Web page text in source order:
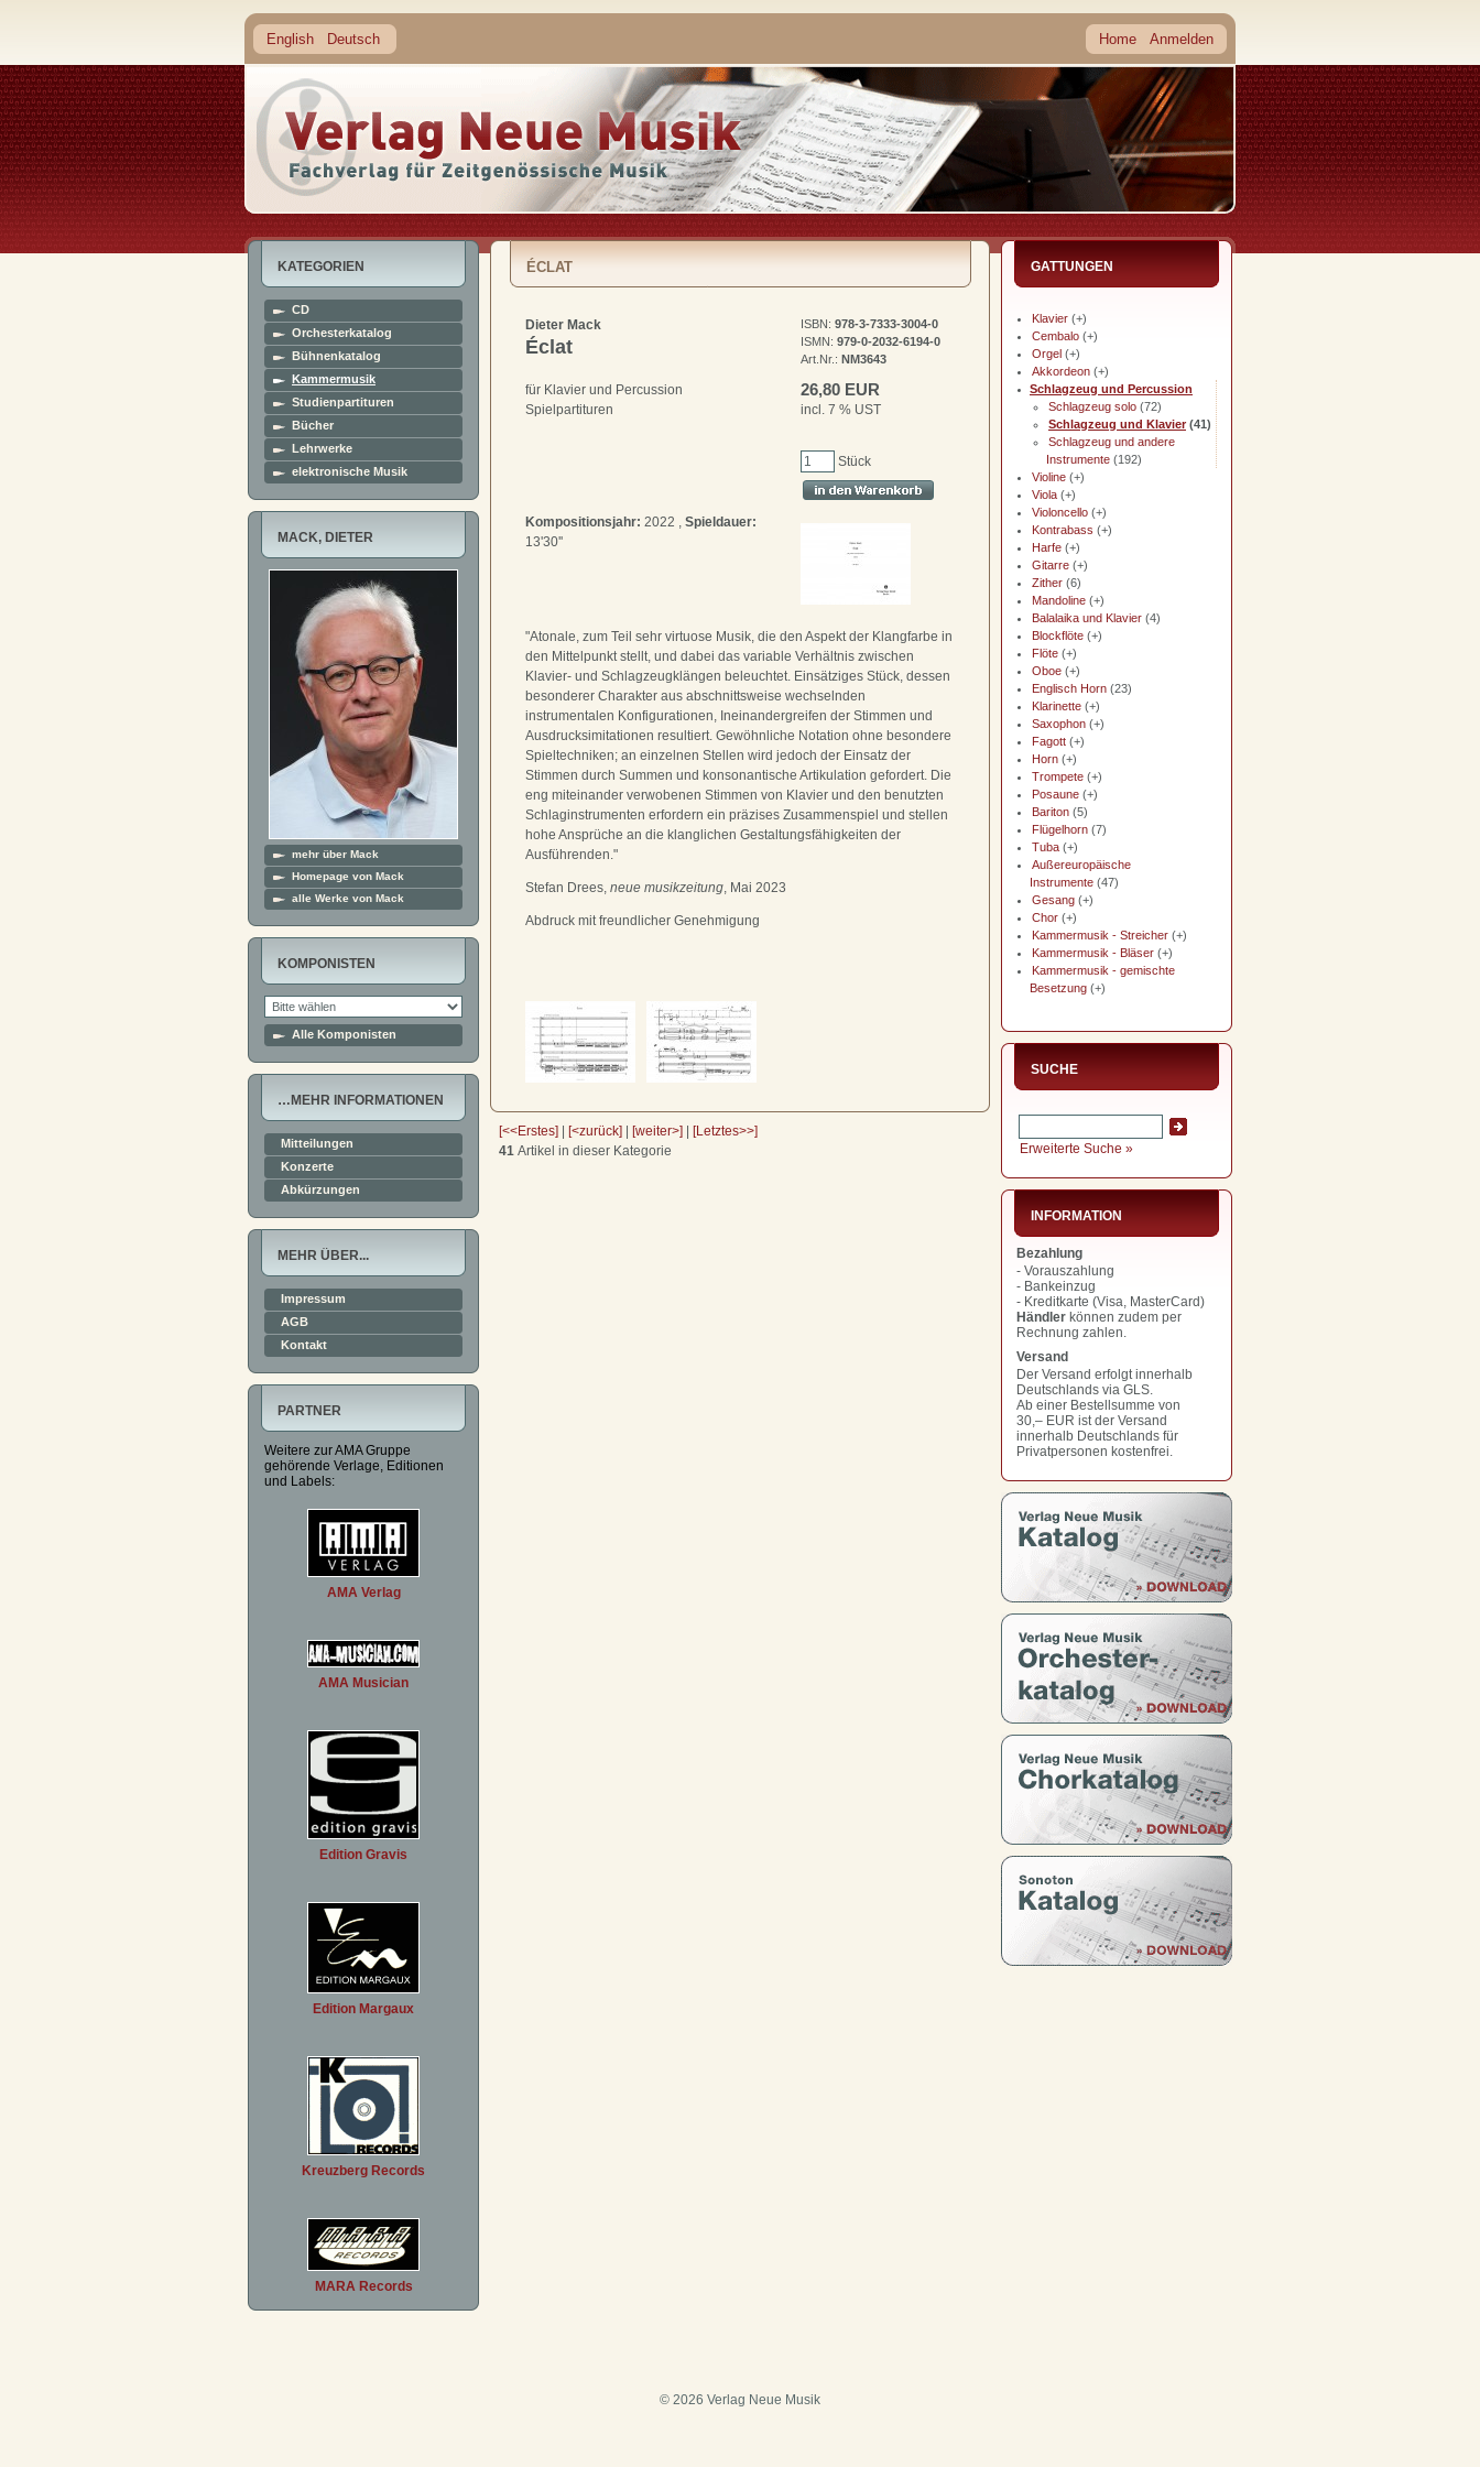
English Deutsch Home Anmelden
KATEGORIEN
CD
Orchesterkatalog
Bühnenkatalog
Kammermusik
Studienpartituren
Bücher
Lehrwerke
elektronische Musik
MACK, DIETER
mehr über Mack
Homepage von Mack
alle Werke von Mack
KOMPONISTEN
Alle Komponisten
…MEHR INFORMATIONEN
Mitteilungen
Konzerte
Abkürzungen
MEHR ÜBER...
Impressum
AGB
Kontakt
PARTNER
Weitere zur AMA Gruppe
gehörende Verlage, Editionen
und Labels:
AMA Verlag
AMA Musician
Edition Gravis
Edition Margaux
Kreuzberg Records
MARA Records
GATTUNGEN
Klavier (+)
Cembalo (+)
Orgel (+)
Akkordeon (+)
Schlagzeug und Percussion
Schlagzeug solo (72)
Schlagzeug und Klavier(41)
Schlagzeug und andere
Instrumente (192)
Violine (+)
Viola (+)
Violoncello (+)
Kontrabass (+)
Harfe (+)
Gitarre (+)
Zither (6)
Mandoline (+)
Balalaika und Klavier (4)
Blockflöte (+)
Flöte (+)
Oboe (+)
Englisch Horn (23)
Klarinette (+)
Saxophon (+)
Fagott (+)
Horn (+)
Trompete (+)
Posaune (+)
Bariton (5)
Flügelhorn (7)
Tuba (+)
Außereuropäische
Instrumente (47)
Gesang (+)
Chor (+)
Kammermusik - Streicher (+)
Kammermusik - Bläser (+)
Kammermusik - gemischte
Besetzung (+)
SUCHE
Erweiterte Suche »
INFORMATION
Bezahlung
- Vorauszahlung
- Bankeinzug
- Kreditkarte (Visa, MasterCard)
Händler können zudem per
Rechnung zahlen.
Versand
Der Versand erfolgt innerhalb
Deutschlands via GLS.
Ab einer Bestellsumme von
30,– EUR ist der Versand
innerhalb Deutschlands für
Privatpersonen kostenfrei.
ÉCLAT
Dieter Mack
Éclat
für Klavier und Percussion
Spielpartituren
ISBN: 978-3-7333-3004-0
ISMN: 979-0-2032-6194-0
Art.Nr.: NM3643
26,80 EUR
incl. 7 % UST
Stück
Kompositionsjahr: 2022 , Spieldauer:
13'30''
"Atonale, zum Teil sehr virtuose Musik, die den Aspekt der Klangfarbe in
den Mittelpunkt stellt, und dabei das variable Verhältnis zwischen
Klavier- und Schlagzeugklängen beleuchtet. Einsätziges Stück, dessen
besonderer Charakter aus abschnittsweise wechselnden
instrumentalen Konfigurationen, Ineinandergreifen der Stimmen und
Ausdrucksimitationen resultiert. Gewöhnliche Notation ohne besondere
Spieltechniken; an einzelnen Stellen wird jedoch der Einsatz der
Stimmen durch Summen und konsonantische Artikulation gefordert. Die
eng miteinander verwobenen Stimmen von Klavier und den benutzten
Schlaginstrumenten erfordern ein präzises Zusammenspiel und stellen
hohe Ansprüche an die klanglichen Gestaltungsfähigkeiten der
Ausführenden."
Stefan Drees, neue musikzeitung , Mai 2023
Abdruck mit freundlicher Genehmigung
[<<Erstes] | [<zurück] | [weiter>] | [Letztes>>]
41 Artikel in dieser Kategorie
© 2026 Verlag Neue Musik